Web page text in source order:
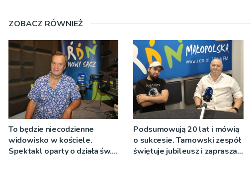
ZOBACZ RÓWNIEŻ
To będzie niecodzienne
widowisko w kościele.
Spektakl oparty o działa św.
Podsumowują 20 lat i mówią
o sukcesie. Tarnowski zespół
świętuje jubileusz i zaprasza